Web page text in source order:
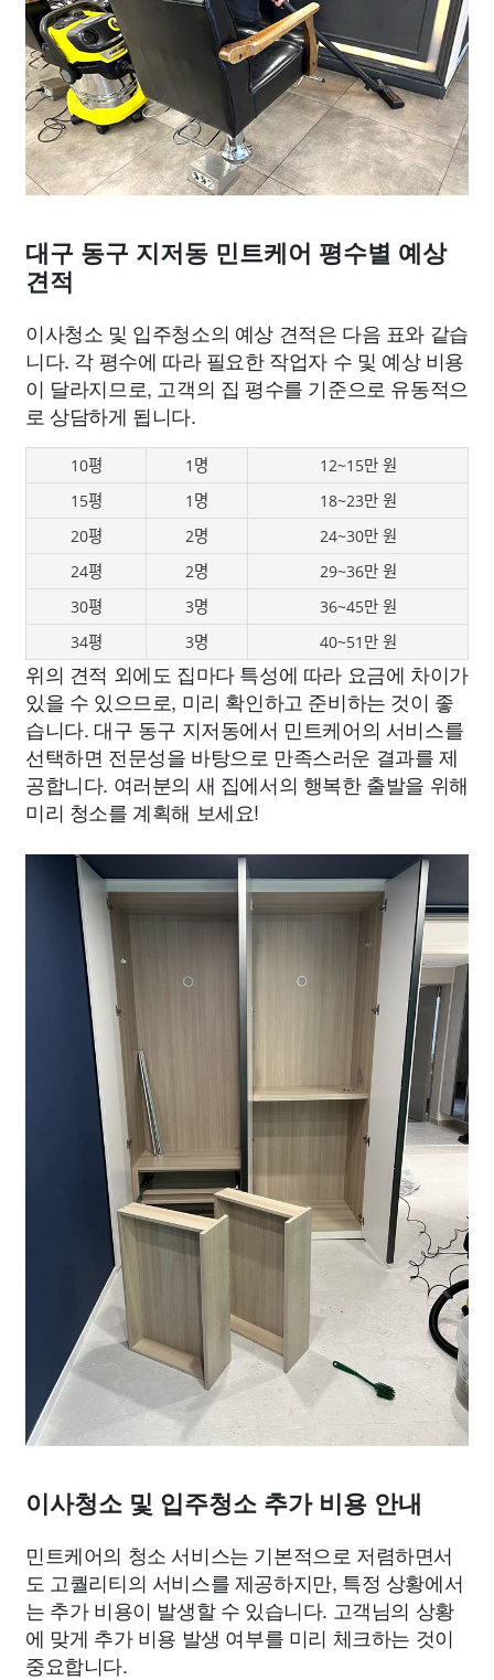
대구 동구 지저동 민트케어 평수별 예상
견적
이사청소 및 입주청소의 예상 견적은 다음 표와 같습
니다. 각 평수에 따라 필요한 작업자 수 및 예상 비용
이 달라지므로, 고객의 집 평수를 기준으로 유동적으
로 상담하게 됩니다.
10평 1명
12~15만 원
15평
1명
18~23만 원
20평
2명
24~30만 원
24평
2명
29~36만 원
30평
3명
36~45만 원
34평
3명 40~51만 원
위의 견적 외에도 집마다 특성에 따라 요금에 차이가
있을 수 있으므로, 미리 확인하고 준비하는 것이 좋
습니다. 대구 동구 지저동에서 민트케어의 서비스를
선택하면 전문성을 바탕으로 만족스러운 결과를 제
공합니다. 여러분의 새 집에서의 행복한 출발을 위해
미리 청소를 계획해 보세요!
이사청소 및 입주청소 추가 비용 안내
민트케어의 청소 서비스는 기본적으로 저렴하면서
도 고퀄리티의 서비스를 제공하지만, 특정 상황에서
는 추가 비용이 발생할 수 있습니다. 고객님의 상황
에 맞게 추가 비용 발생 여부를 미리 체크하는 것이
중요합니다.